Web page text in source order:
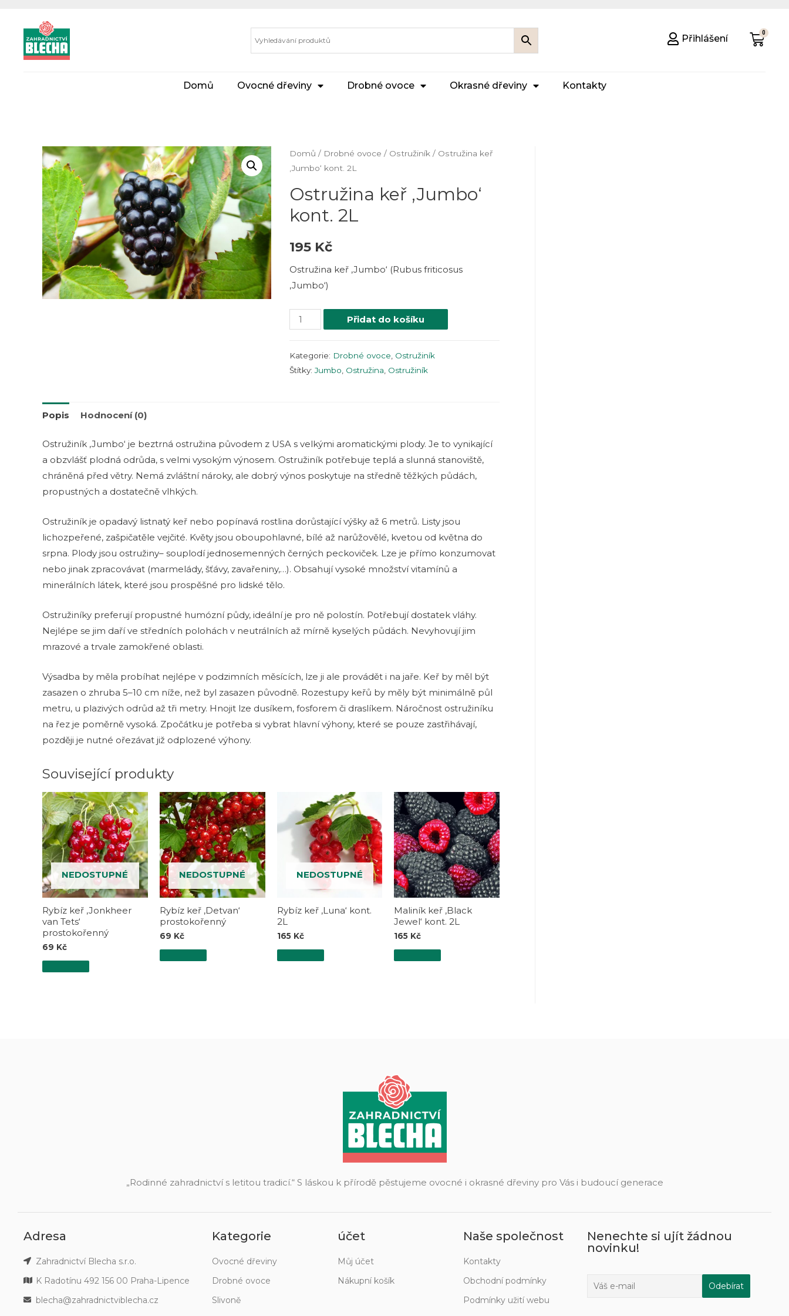
Přihlášení
Domů Ovocné dřeviny Drobné ovoce Okrasné dřeviny Kontakty
Domů / Drobné ovoce / Ostružiník/ Ostružina keř
‚Jumbo‘ kont. 2L
Ostružina keř ‚Jumbo‘
kont. 2L
195 Kč
Ostružina keř ‚Jumbo‘ (Rubus friticosus
‚Jumbo‘)
Přidat do košíku
Kategorie: Drobné ovoce, Ostružiník
Štítky:Jumbo, Ostružina, Ostružiník
Popis Hodnocení (0)
Ostružiník ‚Jumbo‘ je beztrná ostružina původem z USA s velkými aromatickými plody. Je to vynikající
a obzvlášť plodná odrůda, s velmi vysokým výnosem. Ostružiník potřebuje teplá a slunná stanoviště,
chráněná před větry. Nemá zvláštní nároky, ale dobrý výnos poskytuje na středně těžkých půdách,
propustných a dostatečně vlhkých.
Ostružiník je opadavý listnatý keř nebo popínavá rostlina dorůstající výšky až 6 metrů. Listy jsou
lichozpeřené, zašpičatěle vejčité. Květy jsou oboupohlavné, bílé až narůžovělé, kvetou od května do
srpna. Plody jsou ostružiny– souplodí jednosemenných černých peckoviček. Lze je přímo konzumovat
nebo jinak zpracovávat (marmelády, šťávy, zavařeniny,…). Obsahují vysoké množství vitamínů a
minerálních látek, které jsou prospěšné pro lidské tělo.
Ostružiníky preferují propustné humózní půdy, ideální je pro ně polostín. Potřebují dostatek vláhy.
Nejlépe se jim daří ve středních polohách v neutrálních až mírně kyselých půdách. Nevyhovují jim
mrazové a trvale zamokřené oblasti.
Výsadba by měla probíhat nejlépe v podzimních měsících, lze ji ale provádět i na jaře. Keř by měl být
zasazen o zhruba 5–10 cm níže, než byl zasazen původně. Rozestupy keřů by měly být minimálně půl
metru, u plazivých odrůd až tři metry. Hnojit lze dusíkem, fosforem či draslíkem. Náročnost ostružiníku
na řez je poměrně vysoká. Zpočátku je potřeba si vybrat hlavní výhony, které se pouze zastřihávají,
později je nutné ořezávat již odplozené výhony.
Související produkty
NEDOSTUPNÉ
Rybíz keř ‚Jonkheer
van Tets‘
prostokořenný
69 Kč
NEDOSTUPNÉ
Rybíz keř ‚Detvan‘
prostokořenný
69 Kč
NEDOSTUPNÉ
Rybíz keř ‚Luna‘ kont.
2L
165 Kč
Maliník keř ‚Black
Jewel‘ kont. 2L
165 Kč
„Rodinné zahradnictví s letitou tradicí.“ S láskou k přírodě pěstujeme ovocné i okrasné dřeviny pro Vás i budoucí generace
Adresa
Zahradnictví Blecha s.r.o.
K Radotínu 492 156 00 Praha-Lipence
blecha@zahradnictviblecha.cz
Kategorie
Ovocné dřeviny
Drobné ovoce
Slivoně
účet
Můj účet
Nákupní košík
Naše společnost
Kontakty
Obchodní podmínky
Podmínky užití webu
Nenechte si ujít žádnou
novinku!